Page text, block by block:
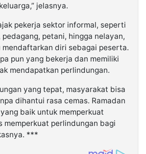
jelasnya.
pekerja sektor informal, seperti
pedagang, petani, hingga nelayan,
mendaftarkan diri sebagai peserta.
pun yang bekerja dan memiliki
mendapatkan perlindungan.
yang tepat, masyarakat bisa
dihantui rasa cemas. Ramadan
baik untuk memperkuat
memperkuat perlindungan bagi
***